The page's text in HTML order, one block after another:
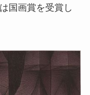
国画賞を受賞し